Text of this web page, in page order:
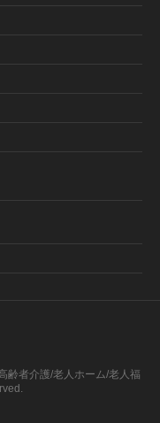
者介護/老人ホーム/老人福